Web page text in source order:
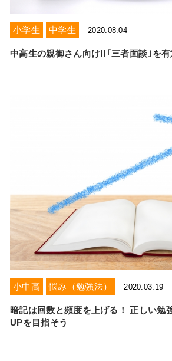
小学生 中学生 2020.08.04
中高生の親御さん向け!!｢三者面談｣を
小中高 悩み（勉強法） 2020.03.19
暗記は回数と頻度を上げる！ 正しい勉
UPを目指そう